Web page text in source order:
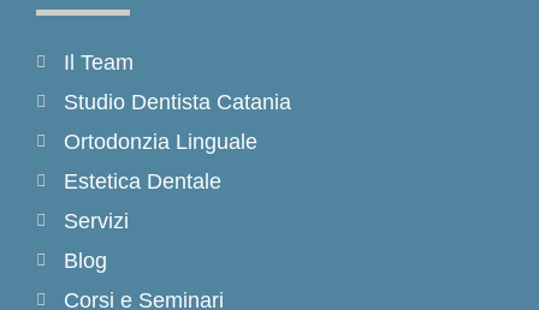
Il Team
Studio Dentista Catania
Ortodonzia Linguale
Estetica Dentale
Servizi
Blog
Corsi e Seminari